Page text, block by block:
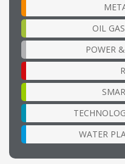
OIL
POWER
WATER